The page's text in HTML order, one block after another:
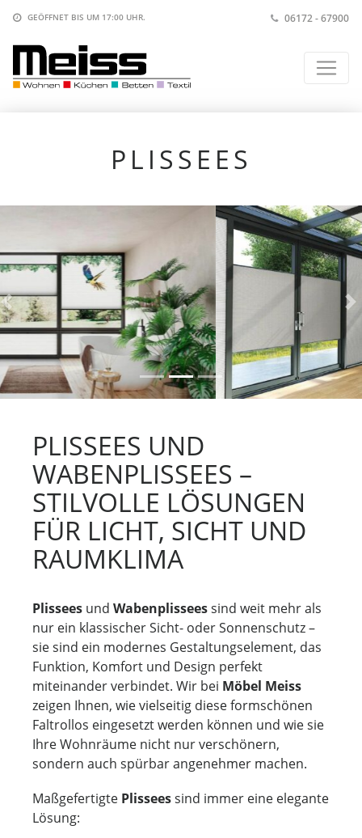
GEÖFFNET BIS UM 17:00 UHR. 06172 - 67900
PLISSEES
V
o
h
e
N
ä
h
s
PLISSEES UND
WABENPLISSEES –
STILVOLLE LÖSUNGEN
FÜR LICHT, SICHT UND
RAUMKLIMA
Plissees und Wabenplisseessind weit mehr als
nur ein klassischer Sicht- oder Sonnenschutz –
sie sind ein modernes Gestaltungselement, das
Funktion, Komfort und Design perfekt
miteinander verbindet. Wir bei Möbel Meiss
zeigen Ihnen, wie vielseitig diese formschönen
Faltrollos eingesetzt werden können und wie sie
Ihre Wohnräume nicht nur verschönern,
sondern auch spürbar angenehmer machen.
Maßgefertigte Plisseessind immer eine elegante
Lösung: